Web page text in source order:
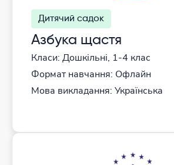
Дитячий садок
Азбука щастя
Класи: Дошкільні, 1-4 клас
Формат навчання: Офлайн
Мова викладання: Українська